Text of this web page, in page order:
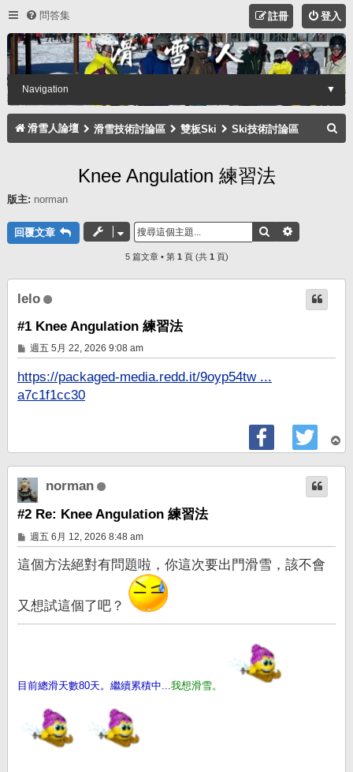
問答集 登入
註冊
Navigation ▼
滑雪人論壇 滑雪技術討論區 雙板Ski Ski技術討論區
Knee Angulation 練習法
版主: norman
回覆文章 搜尋
5 篇文章 • 第 1 頁 (共 1 頁)
lelo
#1 Knee Angulation 練習法
文
章
週五 5月 22, 2026 9:08 am
https://packaged-media.redd.it/9oyp54tw ...
a7c1f1cc30
頂
端
norman
#2 Re: Knee Angulation 練習法
文
章
週五 6月 12, 2026 8:48 am
這個方法絕對有問題啦，你這次要出門滑雪，該不會
又想試這個了吧？
目前總滑天數80天。繼續累積中...我想滑雪。